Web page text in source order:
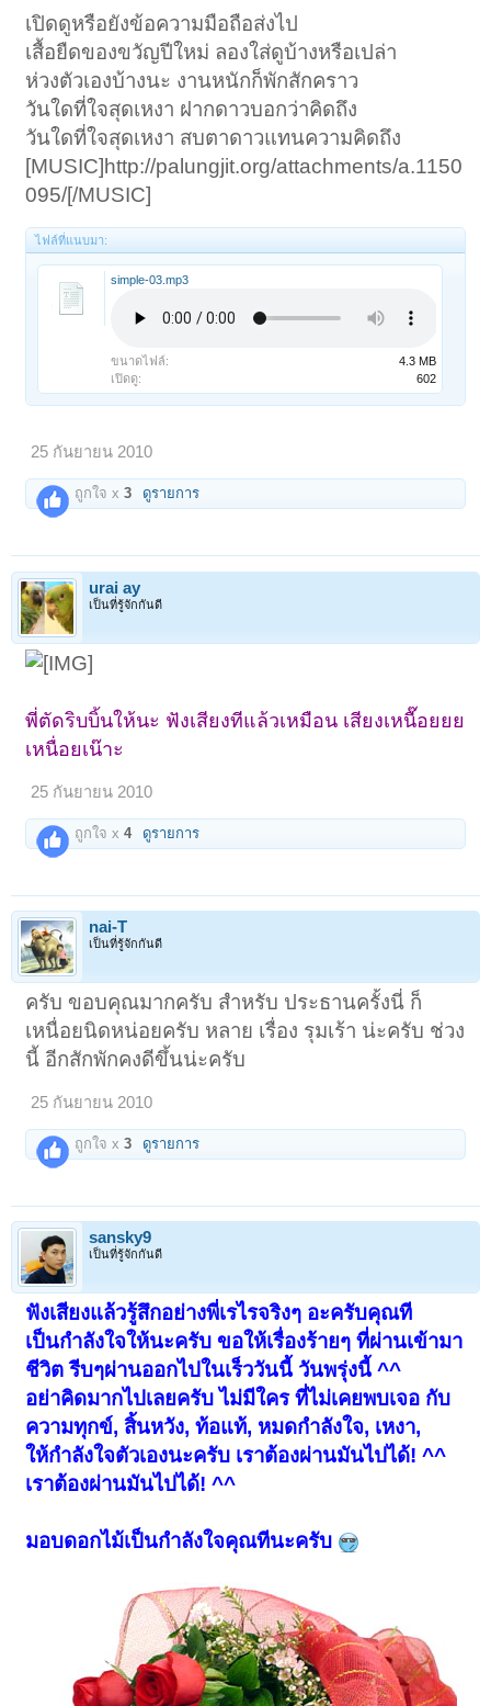
เปิดดูหรือยังข้อความมือถือส่งไป
เสื้อยืดของขวัญปีใหม่ ลองใส่ดูบ้างหรือเปล่า
ห่วงตัวเองบ้างนะ งานหนักก็พักสักคราว
วันใดที่ใจสุดเหงา ฝากดาวบอกว่าคิดถึง
วันใดที่ใจสุดเหงา สบตาดาวแทนความคิดถึง
[MUSIC]http://palungjit.org/attachments/a.1150
095/[/MUSIC]
ไฟล์ที่แนบมา:
simple-03.mp3
ขนาดไฟล์:
4.3 MB
เปิดดู:
602
25 กันยายน 2010
ถูกใจ x3 ดูรายการ
urai ay
เป็นที่รู้จักกันดี
พี่ตัดริบบิ้นให้นะ ฟังเสียงทีแล้วเหมือน เสียงเหนื๊อยยย
เหนื่อยเน๊าะ
25 กันยายน 2010
ถูกใจ x4 ดูรายการ
nai-T
เป็นที่รู้จักกันดี
ครับ ขอบคุณมากครับ สำหรับ ประธานครั้งนี่ ก็
เหนื่อยนิดหน่อยครับ หลาย เรื่อง รุมเร้า น่ะครับ ช่วง
นี้ อีกสักพักคงดีขึ้นน่ะครับ
25 กันยายน 2010
ถูกใจ x3 ดูรายการ
sansky9
เป็นที่รู้จักกันดี
ฟังเสียงแล้วรู้สึกอย่างพี่เรไรจริงๆ อะครับคุณที
เป็นกำลังใจให้นะครับ ขอให้เรื่องร้ายๆ ที่ผ่านเข้ามา
ชีวิต รีบๆผ่านออกไปในเร็ววันนี้ วันพรุ่งนี้ ^^
อย่าคิดมากไปเลยครับ ไม่มีใคร ที่ไม่เคยพบเจอ กับ
ความทุกข์, สิ้นหวัง, ท้อแท้, หมดกำลังใจ, เหงา,
ให้กำลังใจตัวเองนะครับ เราต้องผ่านมันไปได้! ^^
เราต้องผ่านมันไปได้! ^^
มอบดอกไม้เป็นกำลังใจคุณทีนะครับ